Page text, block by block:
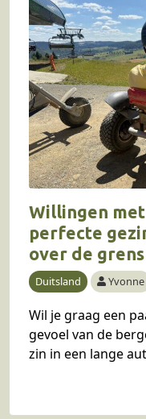
Willingen
perfecte
over de
Duitsland Yvonne
Wil je graag een
gevoel van de
zin in een lange